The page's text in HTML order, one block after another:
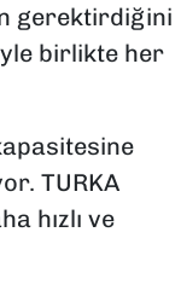
gerektirdiğini
birlikte her
TURKA
hızlı ve